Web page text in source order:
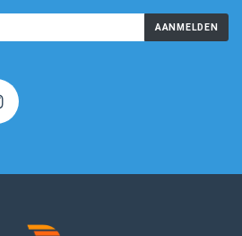
AANMELDEN